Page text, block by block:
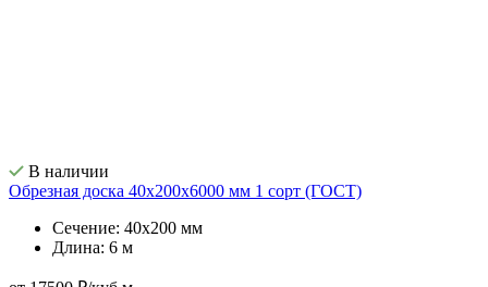
В наличии
Обрезная доска 40х200х6000 мм 1 сорт (ГОСТ)
Сечение: 40х200 мм
Длина: 6 м